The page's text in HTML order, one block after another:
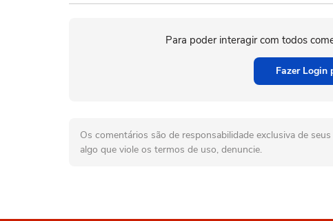
Para poder interagir com todos
Fazer Login
Os comentários são de responsabilidade exclusiva de
algo que viole os termos de uso, denuncie.